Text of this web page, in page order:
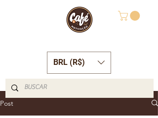
BRL (R$)
Post